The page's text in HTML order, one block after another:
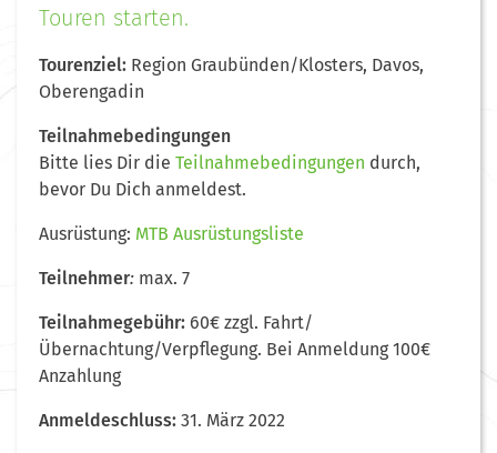
Touren starten.
Tourenziel: Region Graubünden/Klosters, Davos,
Oberengadin
Teilnahmebedingungen
Bitte lies Dir die Teilnahmebedingungen durch,
bevor Du Dich anmeldest.
Ausrüstung: MTB Ausrüstungsliste
Teilnehmer: max. 7
Teilnahmegebühr: 60€ zzgl. Fahrt/
Übernachtung/Verpflegung. Bei Anmeldung 100€
Anzahlung
Anmeldeschluss: 31. März 2022